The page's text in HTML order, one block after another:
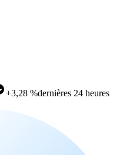
+3,28 %dernières 24 heures